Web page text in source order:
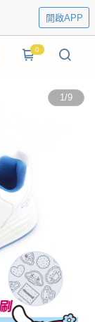
開啟APP
0
1/9